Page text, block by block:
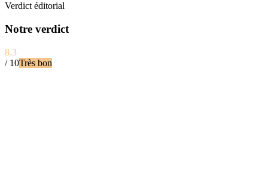
Verdict éditorial
Notre verdict
8.3
/ 10Très bon